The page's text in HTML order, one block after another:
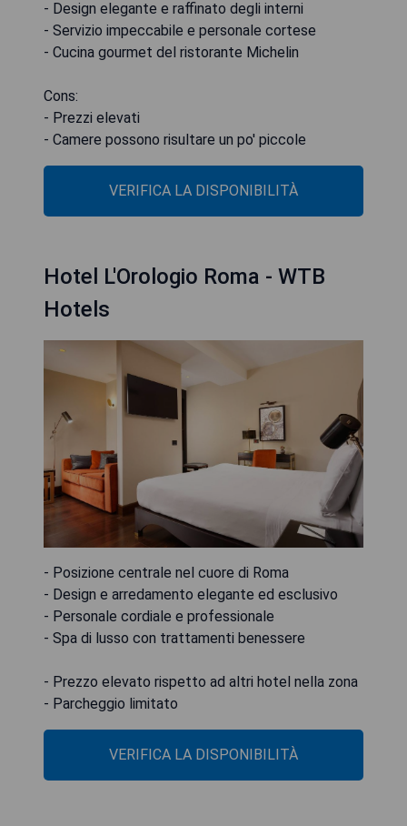
- Design elegante e raffinato degli interni
- Servizio impeccabile e personale cortese
- Cucina gourmet del ristorante Michelin
Cons:
- Prezzi elevati
- Camere possono risultare un po' piccole
VERIFICA LA DISPONIBILITÀ
Hotel L'Orologio Roma - WTB
Hotels
- Posizione centrale nel cuore di Roma
- Design e arredamento elegante ed esclusivo
- Personale cordiale e professionale
- Spa di lusso con trattamenti benessere
- Prezzo elevato rispetto ad altri hotel nella zona
- Parcheggio limitato
VERIFICA LA DISPONIBILITÀ